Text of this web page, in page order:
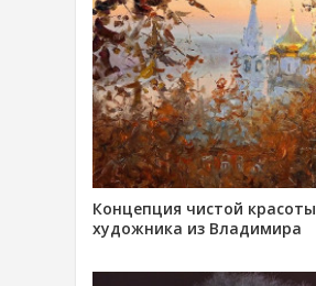
Концепция чистой красоты
художника из Владимира